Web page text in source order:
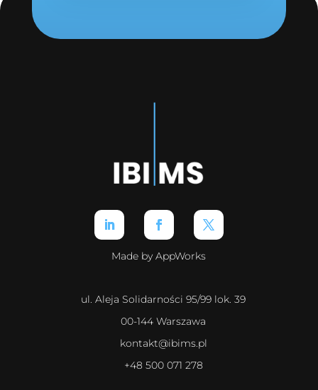
Made by AppWorks
ul. Aleja Solidarności 95/99 lok. 39
00-144 Warszawa
kontakt@ibims.pl
+48 500 071 278